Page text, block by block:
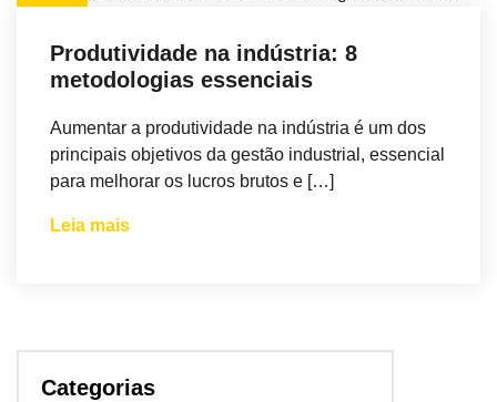
Produtividade na indústria: 8
metodologias essenciais
Aumentar a produtividade na indústria é um dos
principais objetivos da gestão industrial, essencial
para melhorar os lucros brutos e […]
Leia mais
Categorias